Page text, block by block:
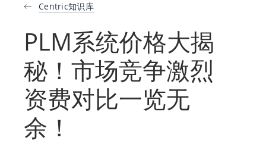
Centric知识库
PLM系统价格大揭
秘！市场竞争激烈
资费对比一览无
余！